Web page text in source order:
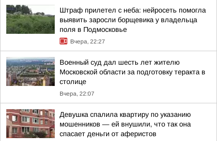
Штраф прилетел с неба: нейросеть помогла
выявить заросли борщевика у владельца
поля в Подмосковье
Вчера, 22:27
Военный суд дал шесть лет жителю
Московской области за подготовку теракта в
столице
Вчера, 22:07
Девушка спалила квартиру по указанию
мошенников — ей внушили, что так она
спасает деньги от аферистов